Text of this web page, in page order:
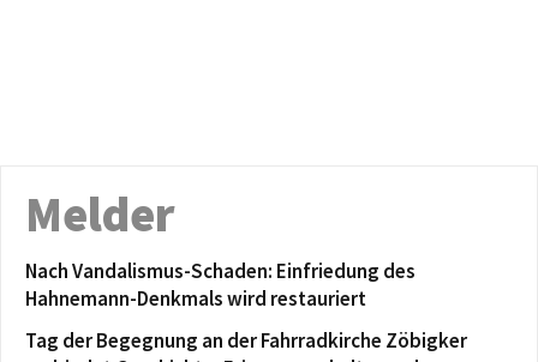
Melder
Nach Vandalismus-Schaden: Einfriedung des
Hahnemann-Denkmals wird restauriert
Tag der Begegnung an der Fahrradkirche Zöbigker